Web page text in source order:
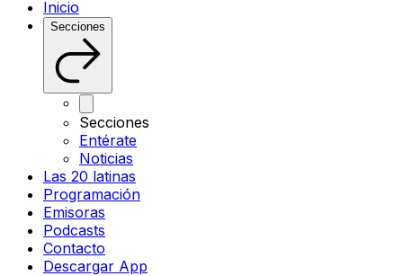
Inicio
Secciones
Secciones
Entérate
Noticias
Las 20 latinas
Programación
Emisoras
Podcasts
Contacto
Descargar App